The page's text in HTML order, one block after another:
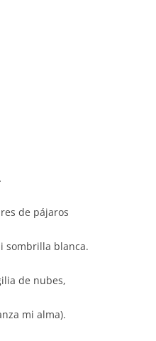
de pájaros
sombrilla blanca.
de nubes,
mi alma).